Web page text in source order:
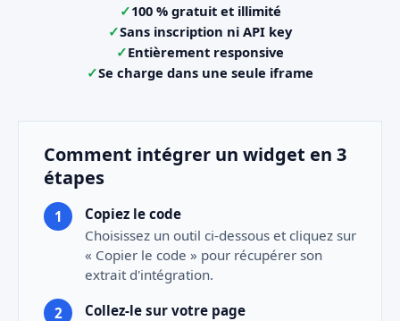
100 % gratuit et illimité
Sans inscription ni API key
Entièrement responsive
Se charge dans une seule iframe
Comment intégrer un widget en 3
étapes
Copiez le code
Choisissez un outil ci-dessous et cliquez sur
« Copier le code » pour récupérer son
extrait d'intégration.
Collez-le sur votre page